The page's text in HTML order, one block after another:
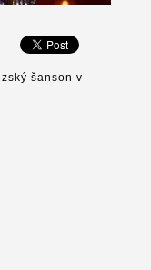
šanson v